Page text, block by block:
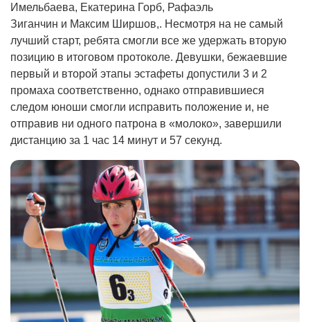
Имельбаева, Екатерина Горб, Рафаэль
Зиганчин и Максим Ширшов,. Несмотря на не самый
лучший старт, ребята смогли все же удержать вторую
позицию в итоговом протоколе. Девушки, бежаевшие
первый и второй этапы эстафеты допустили 3 и 2
промаха соответственно, однако отправившиеся
следом юноши смогли исправить положение и, не
отправив ни одного патрона в «молоко», завершили
дистанцию за 1 час 14 минут и 57 секунд.